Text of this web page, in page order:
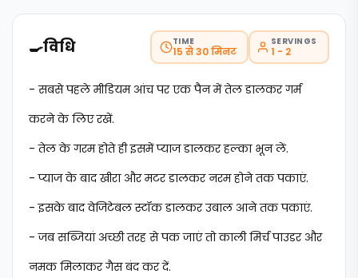
🍳विधि TIME
15 से 30 मिनट
SERVINGS
1 - 2
- सबसे पहले मीडियम आंच पर एक पैन में तेल डालकर गर्म
करने के लिए रखें.
- तेल के गरम होते ही इसमें प्याज डालकर हल्का भून लें.
- प्याज के बाद खीरा और मटर डालकर नरम होने तक पकाएं.
- इसके बाद वेजिटेबल स्टॉक डालकर उबाल आने तक पकाएं.
- जब सब्जियां अच्छी तरह से पक जाएं तो काली मिर्च पाउडर और
नमक मिलाकर गैस बंद कर दें.